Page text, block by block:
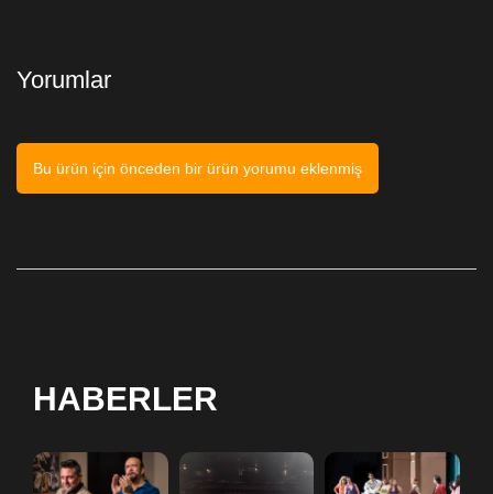
Yorumlar
Bu ürün için önceden bir ürün yorumu eklenmiş
HABERLER